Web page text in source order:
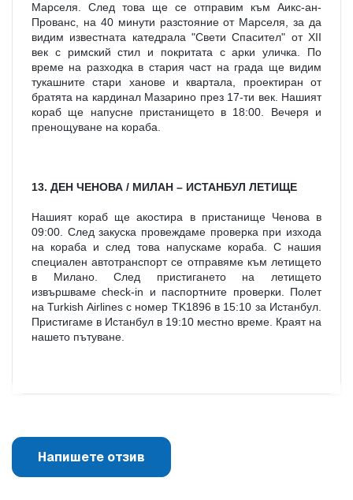
Марселя. След това ще се отправим към Аикс-ан-
Прованс, на 40 минути разстояние от Марселя, за да
видим известната катедрала "Свети Спасител" от XII
век с римский стил и покритата с арки уличка. По
време на разходка в стария част на града ще видим
тукашните стари ханове и квартала, проектиран от
братята на кардинал Мазарино през 17-ти век. Нашият
кораб ще напусне пристанището в 18:00. Вечеря и
пренощуване на кораба.
13. ДЕН ЧЕНОВА / МИЛАН – ИСТАНБУЛ ЛЕТИЩЕ
Нашият кораб ще акостира в пристанище Ченова в
09:00. След закуска провеждаме проверка при изхода
на кораба и след това напускаме кораба. С нашия
специален автотранспорт се отправяме към летището
в Милано. След пристигането на летището
извършваме check-in и паспортните проверки. Полет
на Turkish Airlines с номер TK1896 в 15:10 за Истанбул.
Пристигаме в Истанбул в 19:10 местно време. Краят на
нашето пътуване.
Напишете отзив